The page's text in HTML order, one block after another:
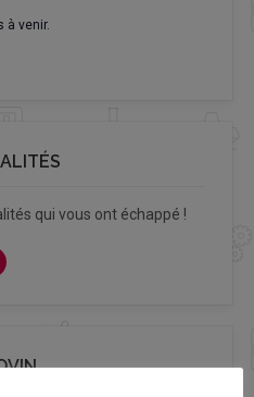
à venir.
qui vous ont échappé !